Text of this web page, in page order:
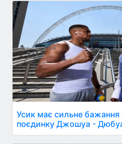
Усик має сильне бажання
поєдинку Джошуа -